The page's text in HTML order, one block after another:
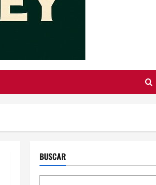
BUSCAR